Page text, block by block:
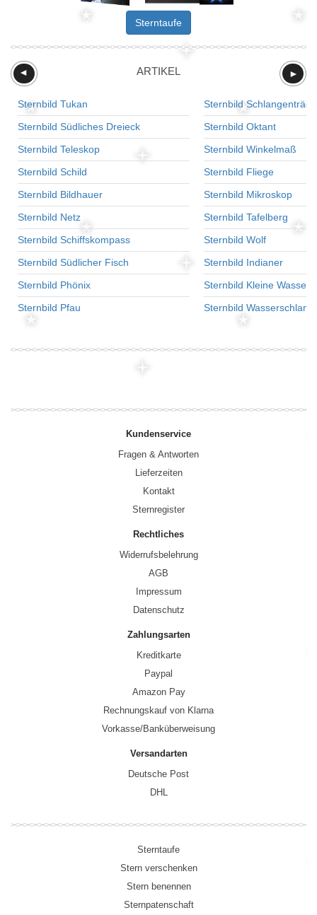
Sterntaufe
ARTIKEL ►
►
Sternbild Tukan
Sternbild Südliches Dreieck
Sternbild Teleskop
Sternbild Schild
Sternbild Bildhauer
Sternbild Netz
Sternbild Schiffskompass
Sternbild Südlicher Fisch
Sternbild Phönix
Sternbild Pfau
Sternbild
Sternbild Oktant
Sternbild Winkelmaß
Sternbild Fliege
Sternbild Mikroskop
Sternbild Tafelberg
Sternbild Wolf
Sternbild Indianer
Sternbild Kleine
Sternbild
Kundenservice
Fragen & Antworten
Lieferzeiten
Kontakt
Sternregister
Rechtliches
Widerrufsbelehrung
AGB
Impressum
Datenschutz
Zahlungsarten
Kreditkarte
Paypal
Amazon Pay
Rechnungskauf von Klarna
Vorkasse/Banküberweisung
Versandarten
Deutsche Post
DHL
Sterntaufe
Stern verschenken
Stern benennen
Sternpatenschaft